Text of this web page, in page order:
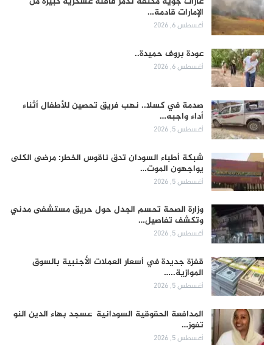
الإمارات قادمة…
أغسطس 6, 2026
عودة بروف حميدة..
أغسطس 6, 2026
صدمة في كسلا.. نهب فريق تحصين للأطفال أثناء
أداء واجبه…
أغسطس 5, 2026
شبكة أطباء السودان تدق ناقوس الخطر: مرضى الكلى
يواجهون الموت…
أغسطس 5, 2026
وزارة الصحة تحسم الجدل حول حريق مستشفى مدني
وتكشف تفاصيل…
أغسطس 5, 2026
قفزة جديدة في أسعار العملات الأجنبية بالسوق
الموازية..…
أغسطس 5, 2026
المدافعة الحقوقية السودانية عسجد بهاء الدين النو
تفوز…
أغسطس 5, 2026